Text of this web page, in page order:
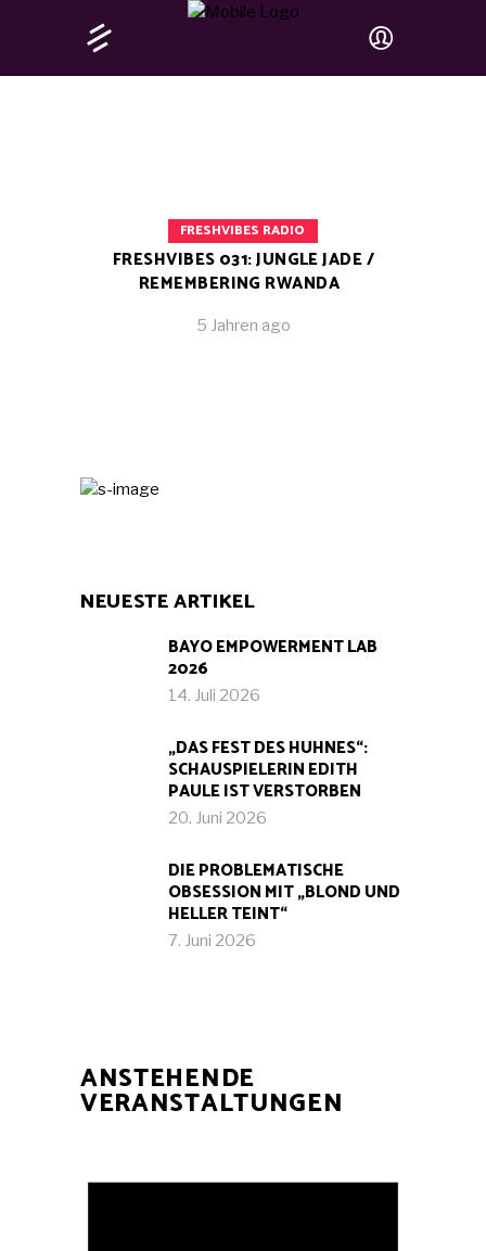
FRESHVIBES RADIO
FRESHVIBES 031: JUNGLE JADE /
REMEMBERING RWANDA
5 Jahren ago
NEUESTE ARTIKEL
BAYO EMPOWERMENT LAB
2026
14. Juli 2026
„DAS FEST DES HUHNES“:
SCHAUSPIELERIN EDITH
PAULE IST VERSTORBEN
20. Juni 2026
DIE PROBLEMATISCHE
OBSESSION MIT „BLOND UND
HELLER TEINT“
7. Juni 2026
ANSTEHENDE
VERANSTALTUNGEN